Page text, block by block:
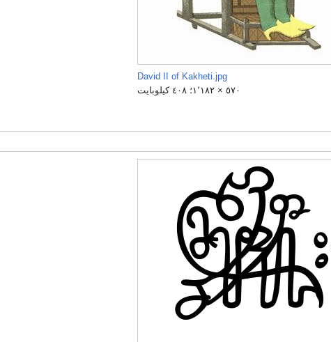
David II of Kakheti.jpg
٥٧٠ × ١٬١٨٢؛ ٤٠٨ كيلوبايت